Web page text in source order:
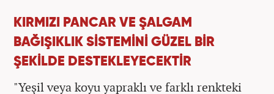
KIRMIZI PANCAR VE ŞALGAM
BAĞIŞIKLIK SİSTEMİNİ GÜZEL BİR
ŞEKİLDE DESTEKLEYECEKTİR
"Yeşil veya koyu yapraklı ve farklı renkteki